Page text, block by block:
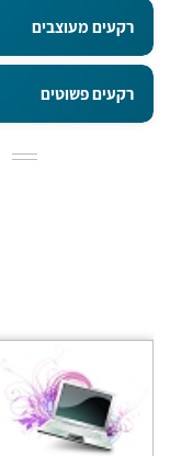
רקעים מעוצבים
רקעים פשוטים